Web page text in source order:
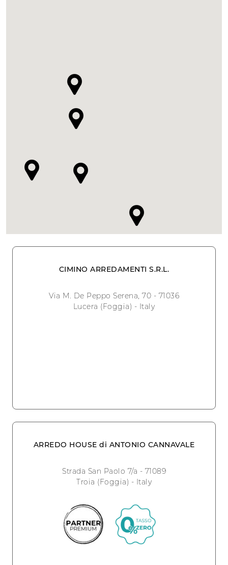
CIMINO ARREDAMENTI S.R.L.
Via M. De Peppo Serena, 70 - 71036
Lucera (Foggia) - Italy
ARREDO HOUSE di ANTONIO CANNAVALE
Strada San Paolo 7/a - 71089
Troia (Foggia) - Italy